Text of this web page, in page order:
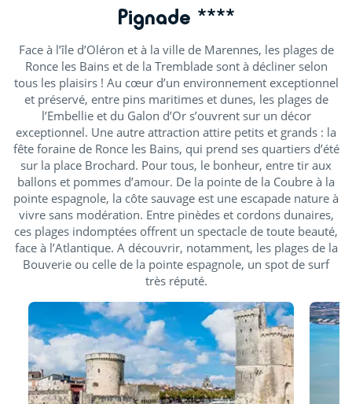
Pignade ****
Face à l’île d’Oléron et à la ville de Marennes, les plages de
Ronce les Bains et de la Tremblade sont à décliner selon
tous les plaisirs ! Au cœur d’un environnement exceptionnel
et préservé, entre pins maritimes et dunes, les plages de
l’Embellie et du Galon d’Or s’ouvrent sur un décor
exceptionnel. Une autre attraction attire petits et grands : la
fête foraine de Ronce les Bains, qui prend ses quartiers d’été
sur la place Brochard. Pour tous, le bonheur, entre tir aux
ballons et pommes d’amour. De la pointe de la Coubre à la
pointe espagnole, la côte sauvage est une escapade nature à
vivre sans modération. Entre pinèdes et cordons dunaires,
ces plages indomptées offrent un spectacle de toute beauté,
face à l’Atlantique. A découvrir, notamment, les plages de la
Bouverie ou celle de la pointe espagnole, un spot de surf
très réputé.